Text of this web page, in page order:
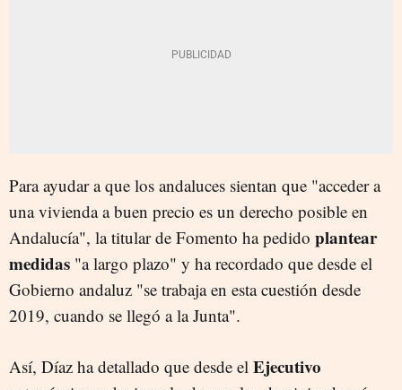
Para ayudar a que los andaluces sientan que "acceder a
una vivienda a buen precio es un derecho posible en
Andalucía", la titular de Fomento ha pedido plantear
medidas "a largo plazo" y ha recordado que desde el
Gobierno andaluz "se trabaja en esta cuestión desde
2019, cuando se llegó a la Junta".
Así, Díaz ha detallado que desde el Ejecutivo